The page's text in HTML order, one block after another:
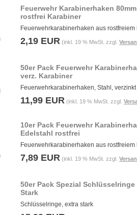
Feuerwehr Karabinerhaken
rostfrei Karabiner
Feuerwehrkarabinerhaken aus rostfreiem
2,19 EUR (inkl. 19 % MwSt. zzgl.
50er Pack Feuerwehr
verz. Karabiner
Feuerwehrkarabinerhaken, Stahl, verzinkt
11,99 EUR (inkl. 19 % MwSt. zzgl.
10er Pack Feuerwehr
Edelstahl rostfrei
Feuerwehrkarabinerhaken aus rostfreiem
7,89 EUR (inkl. 19 % MwSt. zzgl.
50er Pack Spezial Schlüsselringe
Stark
Schlüsselringe, extra stark